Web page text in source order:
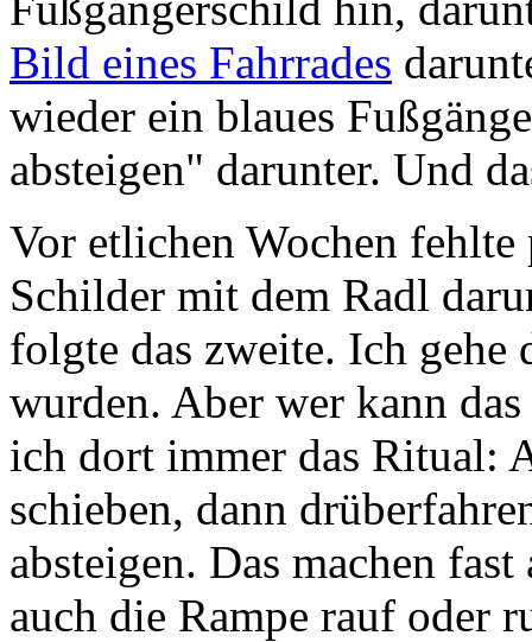
Bild eines Fahrrades
wieder ein blaues
absteigen" darunter. Und
Vor etlichen Wochen
Schilder mit dem Radl
folgte das zweite. Ich gehe
wurden. Aber wer kann
ich dort immer das Ritual:
schieben, dann
absteigen. Das machen
auch die Rampe rauf oder